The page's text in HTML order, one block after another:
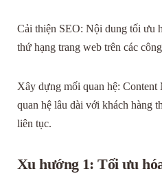
Cải thiện SEO: Nội dung tối ưu
thứ hạng trang web trên các
Xây dựng mối quan hệ:
quan hệ lâu dài với khách hàng
liên tục.
Xu hướng 1: Tối ưu